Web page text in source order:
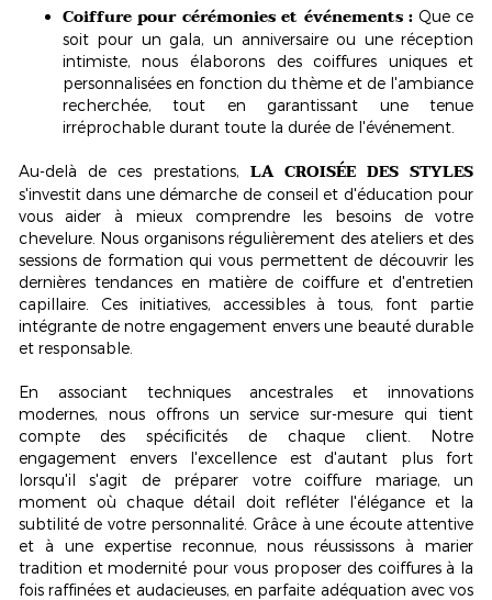
Coiffure pour cérémonies et événements :Que ce
soit pour un gala, un anniversaire ou une réception
intimiste, nous élaborons des coiffures uniques et
personnalisées en fonction du thème et de l'ambiance
recherchée, tout en garantissant une tenue
irréprochable durant toute la durée de l'événement.
Au-delà de ces prestations,LA CROISÉE DES STYLES
s'investit dans une démarche de conseil et d'éducation pour
vous aider à mieux comprendre les besoins de votre
chevelure. Nous organisons régulièrement des ateliers et des
sessions de formation qui vous permettent de découvrir les
dernières tendances en matière de coiffure et d'entretien
capillaire. Ces initiatives, accessibles à tous, font partie
intégrante de notre engagement envers une beauté durable
et responsable.
En associant techniques ancestrales et innovations
modernes, nous offrons un service sur-mesure qui tient
compte des spécificités de chaque client. Notre
engagement envers l'excellence est d'autant plus fort
lorsqu'il s'agit de préparer votre coiffure mariage, un
moment où chaque détail doit refléter l'élégance et la
subtilité de votre personnalité. Grâce à une écoute attentive
et à une expertise reconnue, nous réussissons à marier
tradition et modernité pour vous proposer des coiffures à la
fois raffinées et audacieuses, en parfaite adéquation avec vos